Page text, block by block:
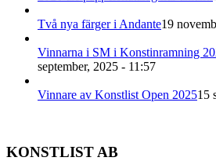
Två nya färger i Andante19
Vinnarna i SM i Konstinramning
september, 2025 - 11:57
Vinnare av Konstlist Open 202515
KONSTLIST AB